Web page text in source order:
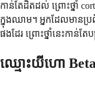
កាន់តែដិតដល់ ព្រោះថ្នាំ
ក្នុងឈាម។ អ្នកដែលមានប្
ផងដែរ ព្រោះថ្នាំនេះកាន់ត
ឈ្មោះយីហោ